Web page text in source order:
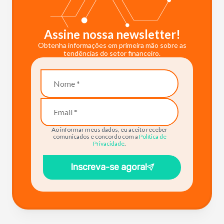
Assine nossa newsletter!
Obtenha informações em primeira mão sobre as
tendências do setor financeiro.
Ao informar meus dados, eu aceito receber
comunicados e concordo com a Política de
Privacidade.
Inscreva-se agora!